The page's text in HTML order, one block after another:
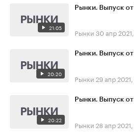
21:05
Рынки. Выпуск
Рынки 30 апр
20:20
Рынки. Выпуск
Рынки 29 апр
20:22
Рынки. Выпуск
Рынки 28 апр